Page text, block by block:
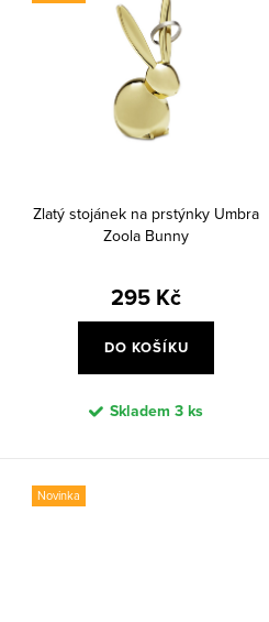
Zlatý stojánek na prstýnky Umbra
Zoola Bunny
295 Kč
DO KOŠÍKU
Skladem 3 ks
Novinka